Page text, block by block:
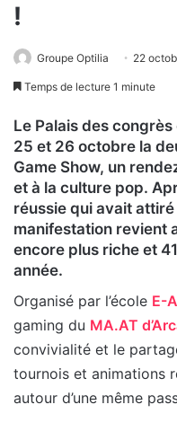
!
Groupe Optilia 22
Temps de lecture 1 minute
Le Palais des congrès
25 et 26 octobre la
Game Show, un
et à la culture pop.
réussie qui avait
manifestation revient
encore plus riche et
année.
Organisé par l’école E-
gaming du MA.AT
convivialité et le
tournois et animations
autour d’une même